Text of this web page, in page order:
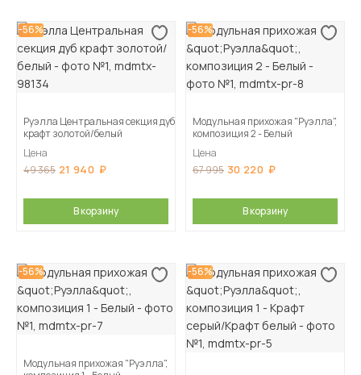
-56%
Руэлла Центральная секция дуб
крафт золотой/белый
Цена
49 365 21 940
В корзину
-56%
Модульная прихожая "Руэлла",
композиция 2 - Белый
Цена
67 995 30 220
В корзину
-56%
Модульная прихожая "Руэлла",
-56%